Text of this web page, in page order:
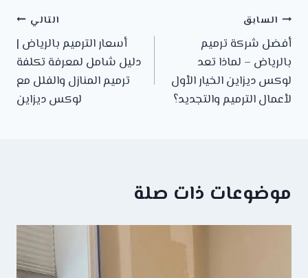
تصفّح
المقالات
السابق
أفضل شركة ترميم
بالرياض – لماذا تعد
لوكس ديزاين الخيار الأول
لأعمال الترميم والتجديد؟
التالي
أسعار الترميم بالرياض |
دليل شامل لمعرفة تكلفة
ترميم المنازل والفلل مع
لوكس ديزاين
موضوعات ذات صلة